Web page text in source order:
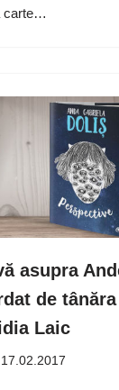
carte…
asupra
de
Laic
17.02.2017